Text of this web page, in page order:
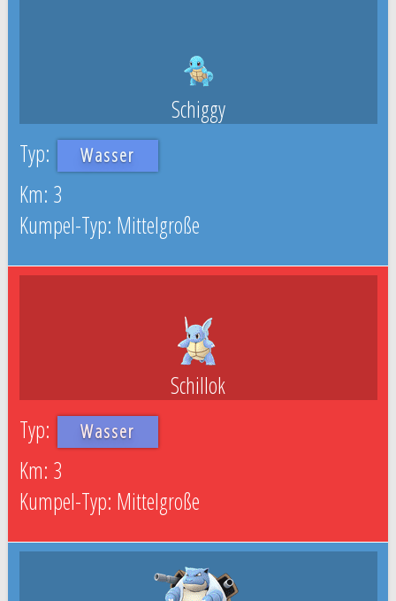
Schiggy
Wasser
3
Mittelgroße
Schillok
Wasser
3
Mittelgroße